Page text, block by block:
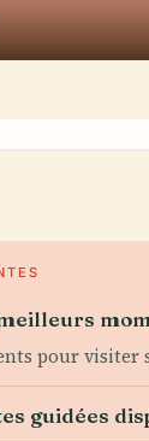
pour visiter
guidées